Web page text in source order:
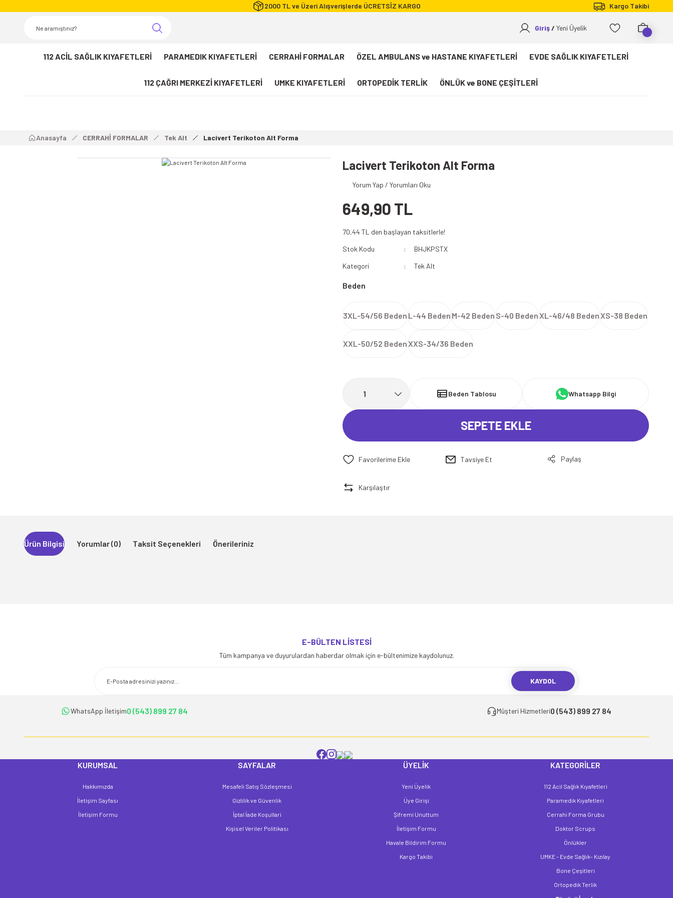
2000 TL ve Üzeri Alışverişlerde ÜCRETSİZ KARGO Kargo Takibi
Giriş Yeni Üyelik
112 ACİL SAĞLIK KIYAFETLERİ PARAMEDIK KIYAFETLERİ CERRAHİ FORMALAR ÖZEL AMBULANS ve HASTANE KIYAFETLERİ EVDE SAĞLIK KIYAFETLERİ
112 ÇAĞRI MERKEZİ KIYAFETLERİ UMKE KIYAFETLERİ ORTOPEDİK TERLİK ÖNLÜK ve BONE ÇEŞİTLERİ
Paramedik T-shirt
112 Paramedik Yelek
112 Acil Sağlık Polar
Paramedik Swit
Anasayfa CERRAHİ FORMALAR Tek Alt Lacivert Terikoton Alt Forma
Lacivert Terikoton Alt Forma
Yorum Yap / Yorumları Oku
649,90 TL
70,44 TL den başlayan taksitlerle!
Stok Kodu
BHJKPSTX
Kategori
Tek Alt
Beden
3XL-54/56 Beden L-44 Beden M-42 Beden S-40 BedenXL-46/48 BedenXS-38 Beden
XXL-50/52 BedenXXS-34/36 Beden
Beden Tablosu Whatsapp Bilgi
SEPETE EKLE
Tavsiye Et Paylaş
Karşılaştır
Ürün Bilgisi Yorumlar (0) Taksit Seçenekleri Önerileriniz
Ürün açıklamasında eksik bilgiler bulunuyor.
Ürün fiyatı diğer sitelerden daha pahalı.
E-BÜLTEN LİSTESİ
Tüm kampanya ve duyurulardan haberdar olmak için e-bültenimize kaydolunuz.
KAYDOL
WhatsApp İletişim0 (543) 899 27 84 Müşteri Hizmetleri0 (543) 899 27 84
KURUMSAL
Hakkımızda
İletişim Sayfası
İletişim Formu
SAYFALAR
Mesafeli Satış Sözleşmesi
Gizlilik ve Güvenlik
İptal İade Koşullari
Kişisel Veriler Politikası
ÜYELİK
Yeni Üyelik
Üye Girişi
Şifremi Unuttum
İletişim Formu
Havale Bildirim Formu
Kargo Takibi
KATEGORİLER
112 Acil Sağlık Kıyafetleri
Paramedik Kıyafetleri
Cerrahi Forma Grubu
Doktor Scrups
Önlükler
UMKE - Evde Sağlık- Kızılay
Bone Çeşitleri
Ortopedik Terlik